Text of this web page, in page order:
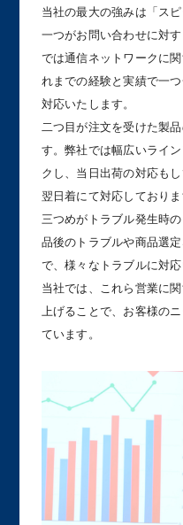
当社の最大の強みは「スピ
一つがお問い合わせに対
では通信ネットワークに
れまでの経験と実績で一
対応いたします。
二つ目が注文を受けた製
す。弊社では幅広いライ
クし、当日出荷の対応も
翌日着にて対応しておりま
三つめがトラブル発生時
品後のトラブルや商品選
で、様々なトラブルに対応
当社では、これら営業に
上げることで、お客様の
ています。